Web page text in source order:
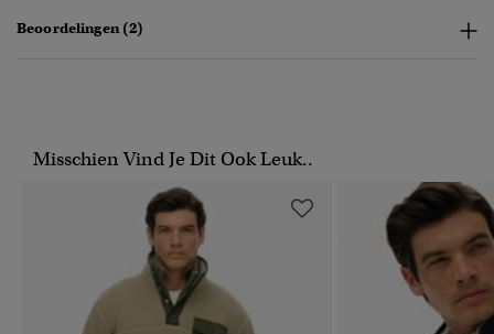
Beoordelingen (2)
Misschien Vind Je Dit Ook Leuk..